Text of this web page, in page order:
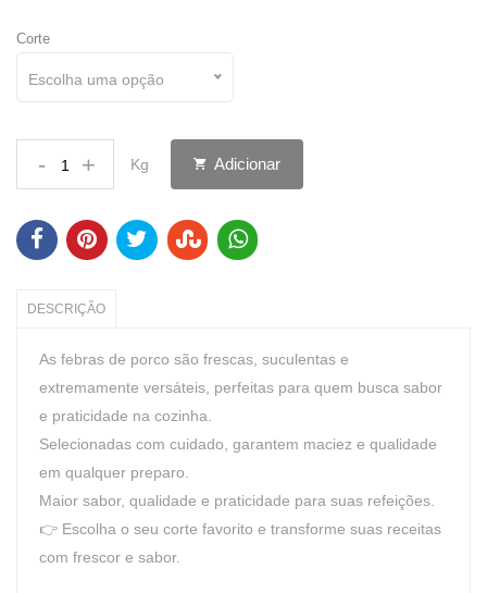
Corte
Escolha uma opção
- + Kg Adicionar
DESCRIÇÃO
As febras de porco são frescas, suculentas e
extremamente versáteis, perfeitas para quem busca sabor
e praticidade na cozinha.
Selecionadas com cuidado, garantem maciez e qualidade
em qualquer preparo.
Maior sabor, qualidade e praticidade para suas refeições.
👉 Escolha o seu corte favorito e transforme suas receitas
com frescor e sabor.